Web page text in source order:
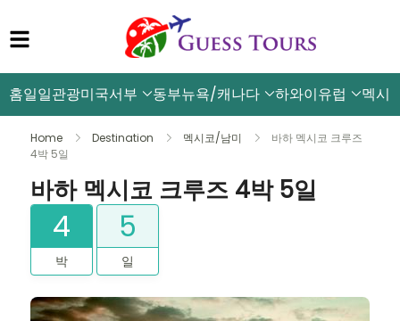
홈일일관광미국서부 동부뉴욕/캐나다 하와이유럽 멕시
Home Destination 멕시코/남미
바하 멕시코 크루즈
4박 5일
바하 멕시코 크루즈 4박 5일
4
박
5
일